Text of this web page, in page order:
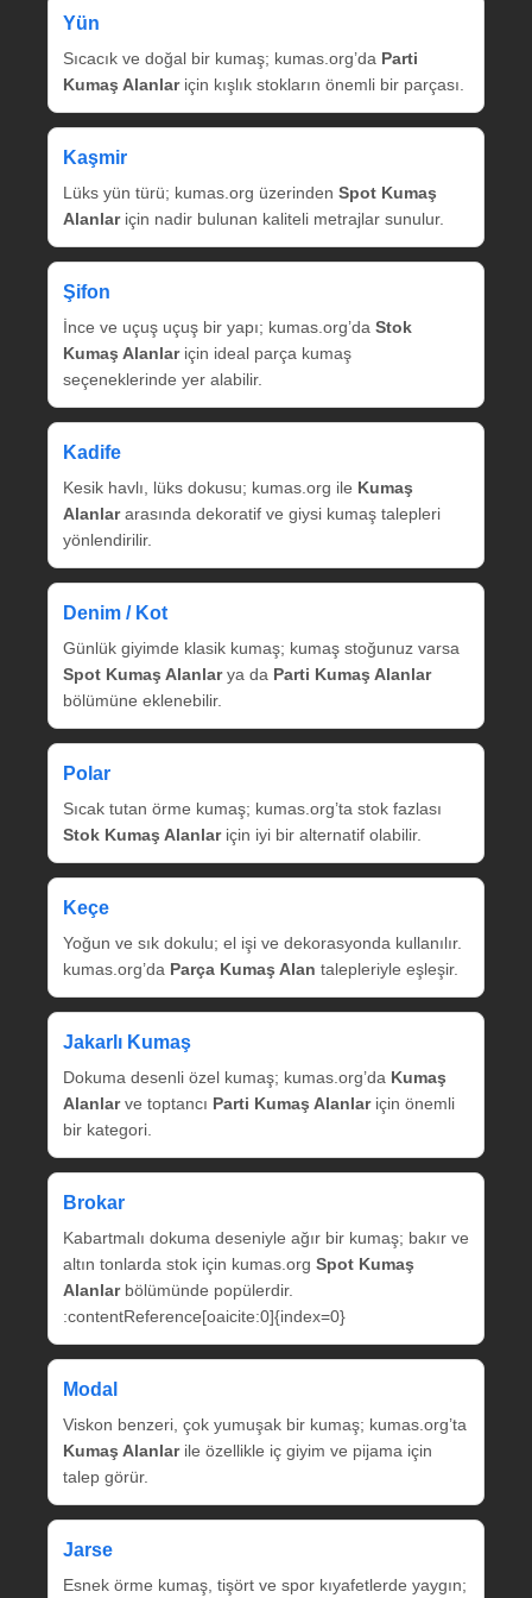
Yün
Sıcacık ve doğal bir kumaş; kumas.org’da Parti
Kumaş Alanlariçin kışlık stokların önemli bir parçası.
Kaşmir
Lüks yün türü; kumas.org üzerinden Spot Kumaş
Alanlariçin nadir bulunan kaliteli metrajlar sunulur.
Şifon
İnce ve uçuş uçuş bir yapı; kumas.org’da Stok
Kumaş Alanlariçin ideal parça kumaş
seçeneklerinde yer alabilir.
Kadife
Kesik havlı, lüks dokusu; kumas.org ile Kumaş
Alanlararasında dekoratif ve giysi kumaş talepleri
yönlendirilir.
Denim / Kot
Günlük giyimde klasik kumaş; kumaş stoğunuz varsa
Spot Kumaş Alanlarya da Parti Kumaş Alanlar
bölümüne eklenebilir.
Polar
Sıcak tutan örme kumaş; kumas.org’ta stok fazlası
Stok Kumaş Alanlariçin iyi bir alternatif olabilir.
Keçe
Yoğun ve sık dokulu; el işi ve dekorasyonda kullanılır.
kumas.org’da Parça Kumaş Alan talepleriyle eşleşir.
Jakarlı Kumaş
Dokuma desenli özel kumaş; kumas.org’da Kumaş
Alanlarve toptancı Parti Kumaş Alanlariçin önemli
bir kategori.
Brokar
Kabartmalı dokuma deseniyle ağır bir kumaş; bakır ve
altın tonlarda stok için kumas.org Spot Kumaş
Alanlarbölümünde popülerdir.
:contentReference[oaicite:0]{index=0}
Modal
Viskon benzeri, çok yumuşak bir kumaş; kumas.org’ta
Kumaş Alanlarile özellikle iç giyim ve pijama için
talep görür.
Jarse
Esnek örme kumaş, tişört ve spor kıyafetlerde yaygın;